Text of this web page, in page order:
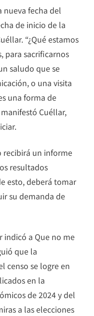
nueva fecha del
de inicio de la
“¿Qué estamos
para sacrificarnos
saludo que se
o una visita
una forma de
Cuéllar,
recibirá un informe
resultados
esto, deberá tomar
su demanda de
indicó a Que no me
que la
censo se logre en
en la
de 2024 y del
a las elecciones